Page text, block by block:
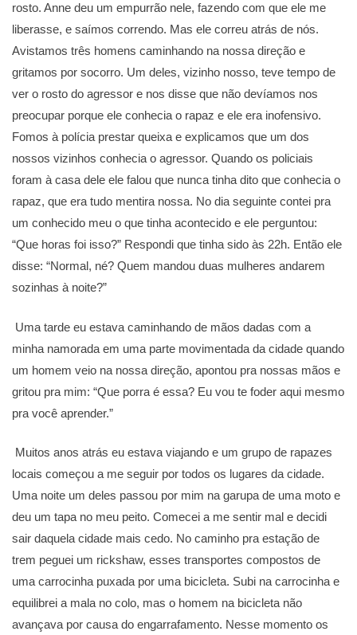
rosto. Anne deu um empurrão nele, fazendo com que ele me
liberasse, e saímos correndo. Mas ele correu atrás de nós.
Avistamos três homens caminhando na nossa direção e
gritamos por socorro. Um deles, vizinho nosso, teve tempo de
ver o rosto do agressor e nos disse que não devíamos nos
preocupar porque ele conhecia o rapaz e ele era inofensivo.
Fomos à polícia prestar queixa e explicamos que um dos
nossos vizinhos conhecia o agressor. Quando os policiais
foram à casa dele ele falou que nunca tinha dito que conhecia o
rapaz, que era tudo mentira nossa. No dia seguinte contei pra
um conhecido meu o que tinha acontecido e ele perguntou:
“Que horas foi isso?” Respondi que tinha sido às 22h. Então ele
disse: “Normal, né? Quem mandou duas mulheres andarem
sozinhas à noite?”
Uma tarde eu estava caminhando de mãos dadas com a
minha namorada em uma parte movimentada da cidade quando
um homem veio na nossa direção, apontou pra nossas mãos e
gritou pra mim: “Que porra é essa? Eu vou te foder aqui mesmo
pra você aprender.”
Muitos anos atrás eu estava viajando e um grupo de rapazes
locais começou a me seguir por todos os lugares da cidade.
Uma noite um deles passou por mim na garupa de uma moto e
deu um tapa no meu peito. Comecei a me sentir mal e decidi
sair daquela cidade mais cedo. No caminho pra estação de
trem peguei um rickshaw, esses transportes compostos de
uma carrocinha puxada por uma bicicleta. Subi na carrocinha e
equilibrei a mala no colo, mas o homem na bicicleta não
avançava por causa do engarrafamento. Nesse momento os